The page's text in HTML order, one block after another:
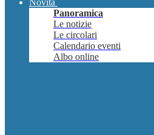
Novità
Panoramica
Le notizie
Le circolari
Calendario eventi
Albo online